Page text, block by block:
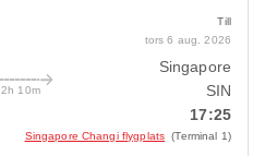
2h 10m
Till
tors 6 aug. 2026
Singapore
SIN
17:25
Singapore Changi flygplats (Terminal 1)